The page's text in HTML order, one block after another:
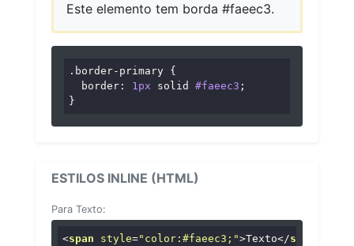
Este elemento tem borda #faeec3.
.border-primary {
border : 1px solid #faeec3 ;
}
ESTILOS INLINE (HTML)
Para Texto:
<span style="color:#faeec3;">Texto</span